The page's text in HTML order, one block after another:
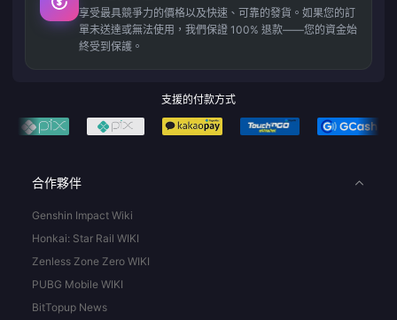
享受最具競爭力的價格以及快速、可靠的發貨。如果您的訂
單未送達或無法使用，我們保證 100% 退款——您的資金始
終受到保護。
支援的付款方式
合作夥伴
Genshin Impact Wiki
Honkai: Star Rail WIKI
Zenless Zone Zero WIKI
PUBG Mobile WIKI
BitTopup News